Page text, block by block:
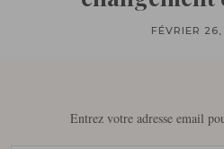
FÉVRIER
Entrez votre adresse email